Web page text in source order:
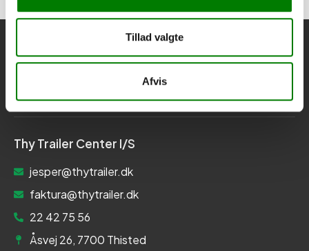
Tillad valgte
Afvis
Thy Trailer Center I/S
jesper@thytrailer.dk
faktura@thytrailer.dk
22 42 75 56
Åsvej 26, 7700 Thisted